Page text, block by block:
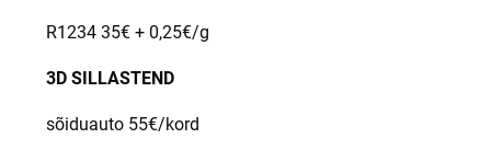
R1234 35€ + 0,25€/g
3D SILLASTEND
sõiduauto 55€/kord